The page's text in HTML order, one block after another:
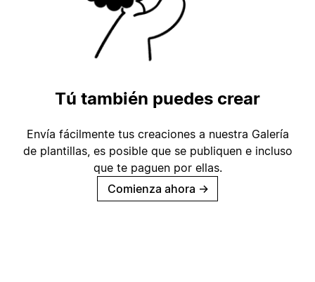
Tú también puedes crear
Envía fácilmente tus creaciones a nuestra Galería
de plantillas, es posible que se publiquen e incluso
que te paguen por ellas.
Comienza ahora →